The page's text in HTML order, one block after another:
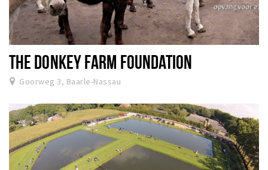
THE DONKEY FARM FOUNDATION
Goorweg 3, Baarle-Nassau